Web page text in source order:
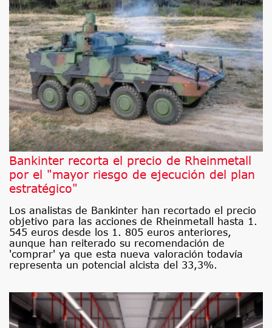
Bankinter recorta el precio de Rheinmetall
por el "mayor riesgo de ejecución del plan
estratégico"
Los analistas de Bankinter han recortado el precio
objetivo para las acciones de Rheinmetall hasta 1.
545 euros desde los 1. 805 euros anteriores,
aunque han reiterado su recomendación de
'comprar' ya que esta nueva valoración todavía
representa un potencial alcista del 33,3%.